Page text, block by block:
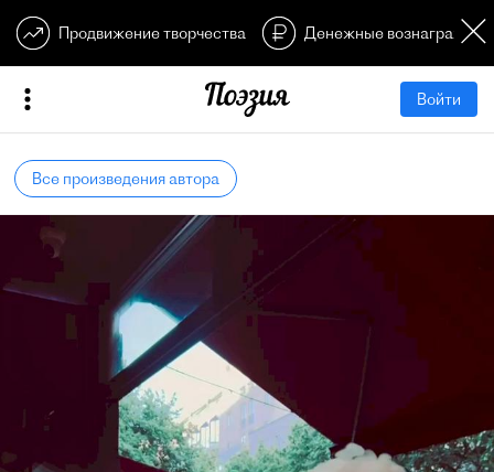
Продвижение творчества Денежные
Войти
Все произведения автора